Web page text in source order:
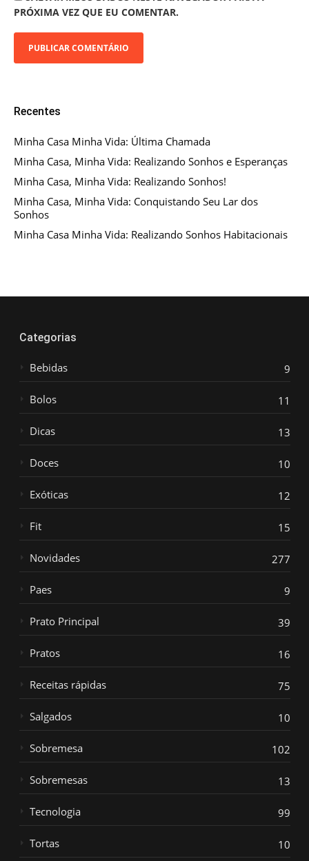
PRÓXIMA VEZ QUE EU COMENTAR.
Recentes
Minha Casa Minha Vida: Última Chamada
Minha Casa, Minha Vida: Realizando Sonhos e Esperanças
Minha Casa, Minha Vida: Realizando Sonhos!
Minha Casa, Minha Vida: Conquistando Seu Lar dos
Sonhos
Minha Casa Minha Vida: Realizando Sonhos Habitacionais
Categorias
Bebidas 9
Bolos 11
Dicas 13
Doces 10
Exóticas 12
Fit 15
Novidades 277
Paes 9
Prato Principal 39
Pratos 16
Receitas rápidas 75
Salgados 10
Sobremesa 102
Sobremesas 13
Tecnologia 99
Tortas 10